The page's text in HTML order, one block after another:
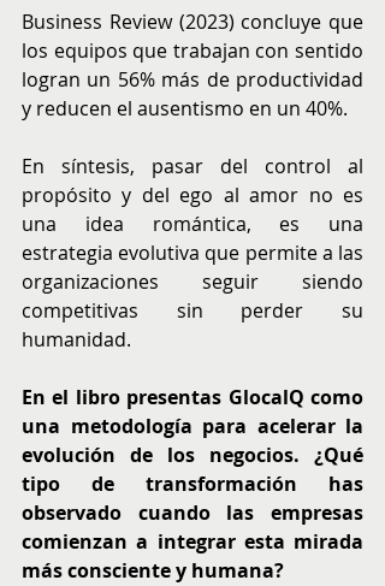
Business Review (2023) concluye que
los equipos que trabajan con sentido
logran un 56% más de productividad
y reducen el ausentismo en un 40%.
En síntesis, pasar del control al
propósito y del ego al amor no es
una idea romántica, es una
estrategia evolutiva que permite a las
organizaciones seguir siendo
competitivas sin perder su
humanidad.
En el libro presentas GlocalQ como
una metodología para acelerar la
evolución de los negocios. ¿Qué
tipo de transformación has
observado cuando las empresas
comienzan a integrar esta mirada
más consciente y humana?